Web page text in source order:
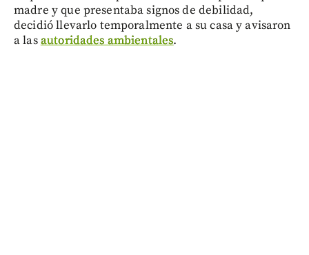
madre y que presentaba signos de debilidad,
decidió llevarlo temporalmente a su casa y avisaron
a lasautoridades ambientales.